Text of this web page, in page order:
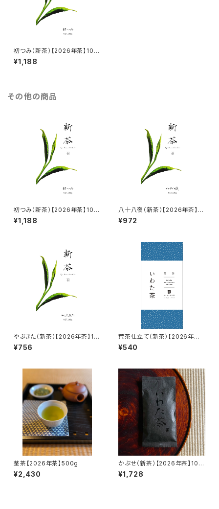
初つみ（新茶）【2026年茶】100
g
¥1,188
その他の商品
初つみ（新茶）【2026年茶】100
g
¥1,188
八十八夜（新茶）【2026年茶】10
0g
¥972
やぶきた（新茶）【2026年茶】10
0g
¥756
荒茶仕立て（新茶）【2026年茶】
100g
¥540
茎茶【2026年茶】500g
¥2,430
かぶせ（新茶）【2026年茶】100
g
¥1,728